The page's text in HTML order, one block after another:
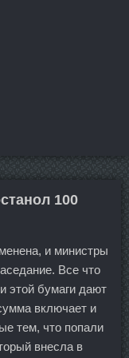
100
и министры
Все что
этой бумаги дают
включает и
тем, что попали
внесла в